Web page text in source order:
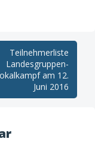
Teilnehmerliste
Landesgruppen-
am 12.
Juni 2016